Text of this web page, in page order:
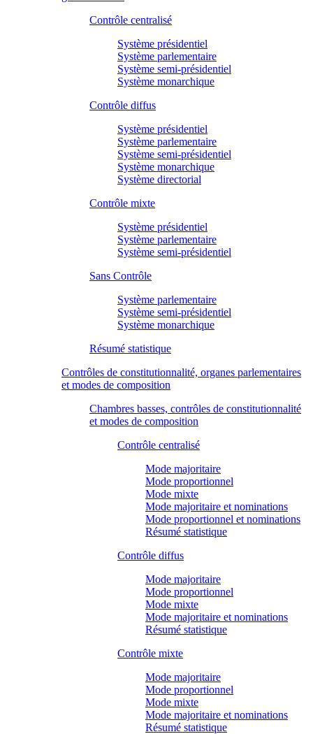
Contrôle centralisé
Système présidentiel
Système parlementaire
Système semi-présidentiel
Système monarchique
Contrôle diffus
Système présidentiel
Système parlementaire
Système semi-présidentiel
Système monarchique
Système directorial
Contrôle mixte
Système présidentiel
Système parlementaire
Système semi-présidentiel
Sans Contrôle
Système parlementaire
Système semi-présidentiel
Système monarchique
Résumé statistique
Contrôles de constitutionnalité, organes parlementaires
et modes de composition
Chambres basses, contrôles de constitutionnalité
et modes de composition
Contrôle centralisé
Mode majoritaire
Mode proportionnel
Mode mixte
Mode majoritaire et nominations
Mode proportionnel et nominations
Résumé statistique
Contrôle diffus
Mode majoritaire
Mode proportionnel
Mode mixte
Mode majoritaire et nominations
Résumé statistique
Contrôle mixte
Mode majoritaire
Mode proportionnel
Mode mixte
Mode majoritaire et nominations
Résumé statistique